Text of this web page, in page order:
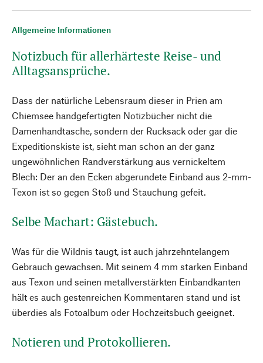
Allgemeine Informationen
Notizbuch für allerhärteste Reise- und
Alltagsansprüche.
Dass der natürliche Lebensraum dieser in Prien am
Chiemsee handgefertigten Notizbücher nicht die
Damenhandtasche, sondern der Rucksack oder gar die
Expeditionskiste ist, sieht man schon an der ganz
ungewöhnlichen Randverstärkung aus vernickeltem
Blech: Der an den Ecken abgerundete Einband aus 2-mm-
Texon ist so gegen Stoß und Stauchung gefeit.
Selbe Machart: Gästebuch.
Was für die Wildnis taugt, ist auch jahrzehntelangem
Gebrauch gewachsen. Mit seinem 4 mm starken Einband
aus Texon und seinen metallverstärkten Einbandkanten
hält es auch gestenreichen Kommentaren stand und ist
überdies als Fotoalbum oder Hochzeitsbuch geeignet.
Notieren und Protokollieren.